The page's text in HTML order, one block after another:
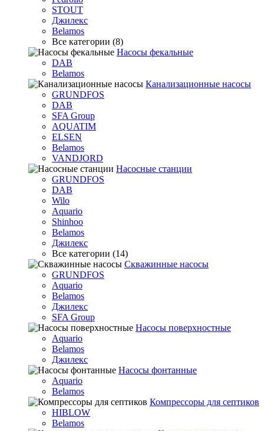
STOUT
Джилекс
Belamos
Все категории (8)
Насосы фекальные
DAB
Belamos
Канализационные насосы
GRUNDFOS
DAB
SFA Group
AQUATIM
ELSEN
Belamos
VANDJORD
Насосные станции
GRUNDFOS
DAB
Wilo
Aquario
Shinhoo
Belamos
Джилекс
Все категории (14)
Скважинные насосы
GRUNDFOS
Aquario
Belamos
Джилекс
SFA Group
Насосы поверхностные
Aquario
Belamos
Джилекс
Насосы фонтанные
Aquario
Belamos
Компрессоры для септиков
HIBLOW
Belamos